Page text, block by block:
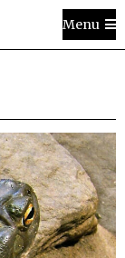
Menu